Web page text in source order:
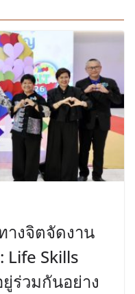
างจิตจัดงาน
Skills
ร่วมกันอย่าง